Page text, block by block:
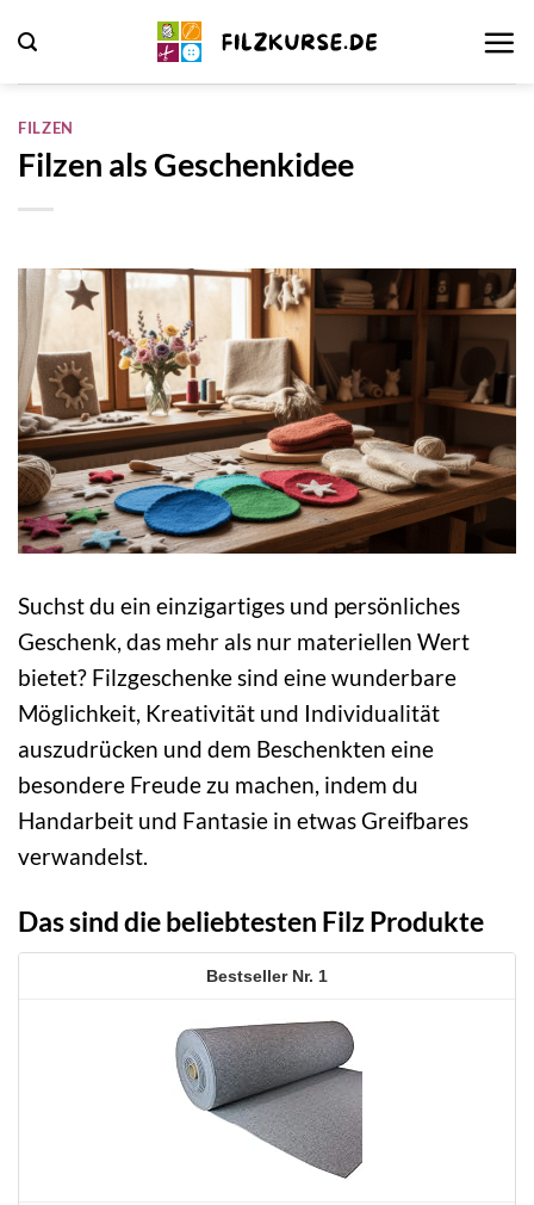
Inhalt
springen
FILZEN
Filzen als Geschenkidee
Suchst du ein einzigartiges und persönliches
Geschenk, das mehr als nur materiellen Wert
bietet? Filzgeschenke sind eine wunderbare
Möglichkeit, Kreativität und Individualität
auszudrücken und dem Beschenkten eine
besondere Freude zu machen, indem du
Handarbeit und Fantasie in etwas Greifbares
verwandelst.
Das sind die beliebtesten Filz Produkte
1